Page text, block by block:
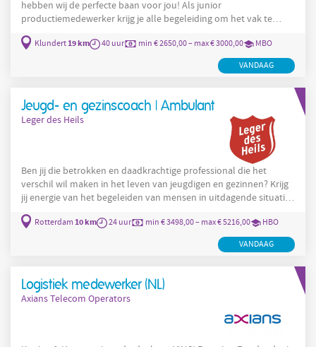
hebben wij de perfecte baan voor jou! Als junior
productiemedewerker krijg je alle begeleiding om het vak te
leren. Je verdient een bruto maandsalaris van €2.650 tot €3.000,
werkt fulltime in een verschoven dagdienst, hebt vaste
werktijden en komt terecht in een hecht team waar je de ruimte
krijgt om jezelf te ontwikkelen. Een stabiele werkgever, een
maken dit een
Klundert19 km 40 uur min € 2650,00 – max € 3000,00 MBO
VANDAAG
Jeugd- en gezinscoach | Ambulant
Leger des Heils
Ben jij die betrokken en daadkrachtige professional die het
verschil wil maken in het leven van jeugdigen en gezinnen? Krijg
jij energie van het begeleiden van mensen in uitdagende situaties
en weet jij juist in crisismomenten rust, overzicht en vertrouwen
te brengen? Met jouw scherpe blik, zelfstandigheid en
besluitvaardigheid houd je koers, ook wanneer de druk hoog is.
Je staat stevig in je schoenen, ziet wat nodig is en durft
Rotterdam 10 km 24 uur min € 3498,00 – max € 5216,00 HBO
VANDAAG
Logistiek medewerker (NL)
Axians Telecom Operators